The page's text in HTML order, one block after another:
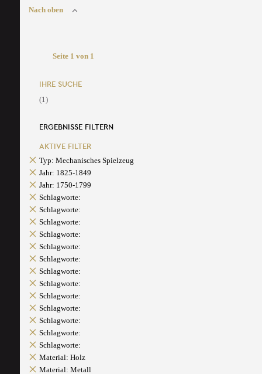
Nach oben
Seite 1 von 1
IHRE SUCHE
(1)
ERGEBNISSE FILTERN
AKTIVE FILTER
Typ: Mechanisches Spielzeug
Jahr: 1825-1849
Jahr: 1750-1799
Schlagworte:
Schlagworte:
Schlagworte:
Schlagworte:
Schlagworte:
Schlagworte:
Schlagworte:
Schlagworte:
Schlagworte:
Schlagworte:
Schlagworte:
Schlagworte:
Schlagworte:
Material: Holz
Material: Metall